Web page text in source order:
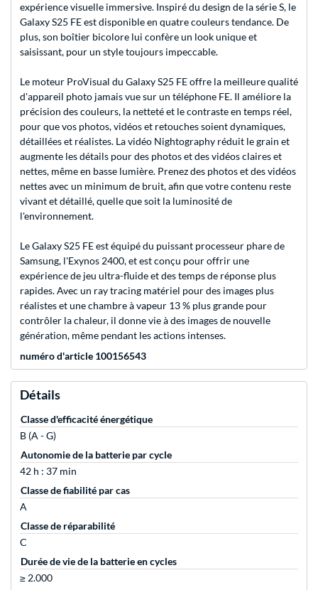
expérience visuelle immersive. Inspiré du design de la série S, le
Galaxy S25 FE est disponible en quatre couleurs tendance. De
plus, son boîtier bicolore lui confère un look unique et
saisissant, pour un style toujours impeccable.
Le moteur ProVisual du Galaxy S25 FE offre la meilleure qualité
d'appareil photo jamais vue sur un téléphone FE. Il améliore la
précision des couleurs, la netteté et le contraste en temps réel,
pour que vos photos, vidéos et retouches soient dynamiques,
détaillées et réalistes. La vidéo Nightography réduit le grain et
augmente les détails pour des photos et des vidéos claires et
nettes, même en basse lumière. Prenez des photos et des vidéos
nettes avec un minimum de bruit, afin que votre contenu reste
vivant et détaillé, quelle que soit la luminosité de
l'environnement.
Le Galaxy S25 FE est équipé du puissant processeur phare de
Samsung, l'Exynos 2400, et est conçu pour offrir une
expérience de jeu ultra-fluide et des temps de réponse plus
rapides. Avec un ray tracing matériel pour des images plus
réalistes et une chambre à vapeur 13 % plus grande pour
contrôler la chaleur, il donne vie à des images de nouvelle
génération, même pendant les actions intenses.
numéro d'article 100156543
Détails
Classe d'efficacité énergétique
B (A - G)
Autonomie de la batterie par cycle
42 h : 37 min
Classe de fiabilité par cas
A
Classe de réparabilité
C
Durée de vie de la batterie en cycles
≥ 2.000